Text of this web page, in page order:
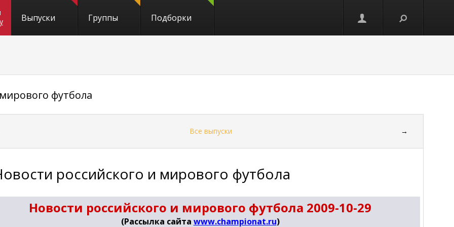
Выпуски Группы Подборки
футбола
Все выпуски →
российского и мирового футбола
Новости российского и мирового футбола 2009-10-29
(Рассылка сайта www.championat.ru)